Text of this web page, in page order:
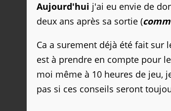
Aujourd'hui j'ai eu envie de
deux ans après sa sortie (
Ca a surement déjà été fait sur
est à prendre en compte pour
moi même à 10 heures de jeu,
pas si ces conseils seront